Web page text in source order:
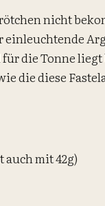
nicht
einleuchtende
die Tonneliegt
die diese
auch mit 42g)